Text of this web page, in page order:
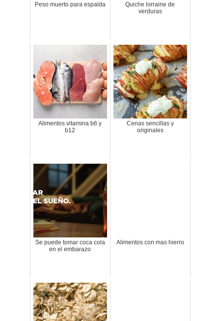
Peso muerto para espalda
Quiche lorraine de
verduras
Alimentos vitamina b6 y
b12
Cenas sencillas y
originales
Se puede tomar coca cola
en el embarazo
Alimentos con mas hierro